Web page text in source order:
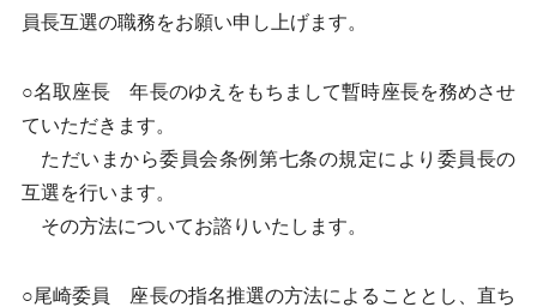
員長互選の職務をお願い申し上げます。
○名取座長 年長のゆえをもちまして暫時座長を務めさせ
ていただきます。
ただいまから委員会条例第七条の規定により委員長の
互選を行います。
その方法についてお諮りいたします。
○尾崎委員 座長の指名推選の方法によることとし、直ち